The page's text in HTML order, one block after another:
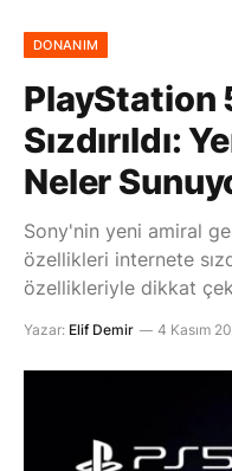
DONANIM
PlayStation
Sızdırıldı:
Neler
Sony'nin yeni amiral
özellikleri internete
özellikleriyle dikkat
Yazar: Elif Demir 4 Kasım